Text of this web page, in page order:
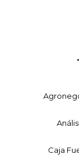
Caja